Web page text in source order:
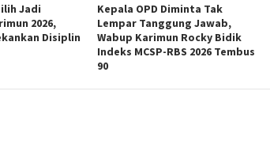
Jadi
2026,
Disiplin
Kepala OPD Diminta Tak
Lempar Tanggung Jawab,
Wabup Karimun Rocky Bidik
Indeks MCSP-RBS 2026 Tembus
90